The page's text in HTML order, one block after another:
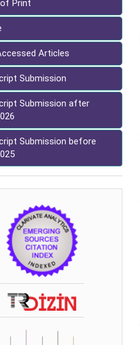
Print
Articles
Submission
Submission after
Submission before